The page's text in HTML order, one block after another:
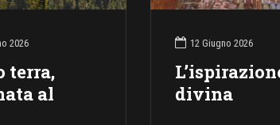
2026
terra,
al
12 Giugno 2026
divina